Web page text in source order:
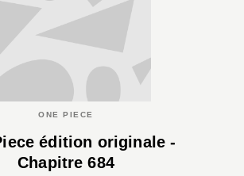
ONE PIECE
édition originale -
Chapitre 684